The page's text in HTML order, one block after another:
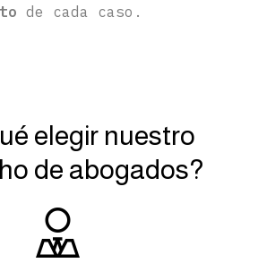
de cada caso.
elegir nuestro
de abogados?